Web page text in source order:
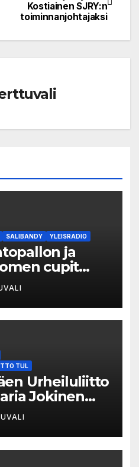
Kostiainen SJRY:n
toiminnanjohtajaksi
SALIBANDY YLEISRADIO
ja
cupit
TUL
Urheiluliitto
Jokinen